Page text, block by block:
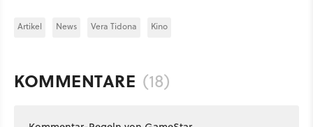
Artikel News Vera Tidona Kino
KOMMENTARE (18)